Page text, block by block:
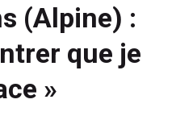
(Alpine) :
que je
»